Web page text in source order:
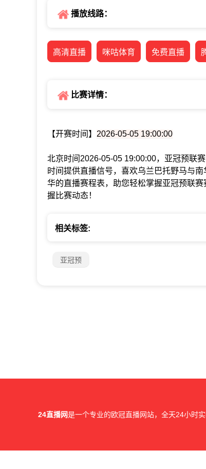
播放线路：
高清直播 咪咕体育 免费直播
比赛详情：
【开赛时间】 2026-05-05 19:00:00
北京时间2026-05-05 19:00:00，亚冠预联
时间提供直播信号，喜欢乌兰巴托野马与
华的直播赛程表，助您轻松掌握亚冠预联
握比赛动态！
相关标签:
亚冠预
24直播网是一个专业的欧冠直播网站，全天24小时